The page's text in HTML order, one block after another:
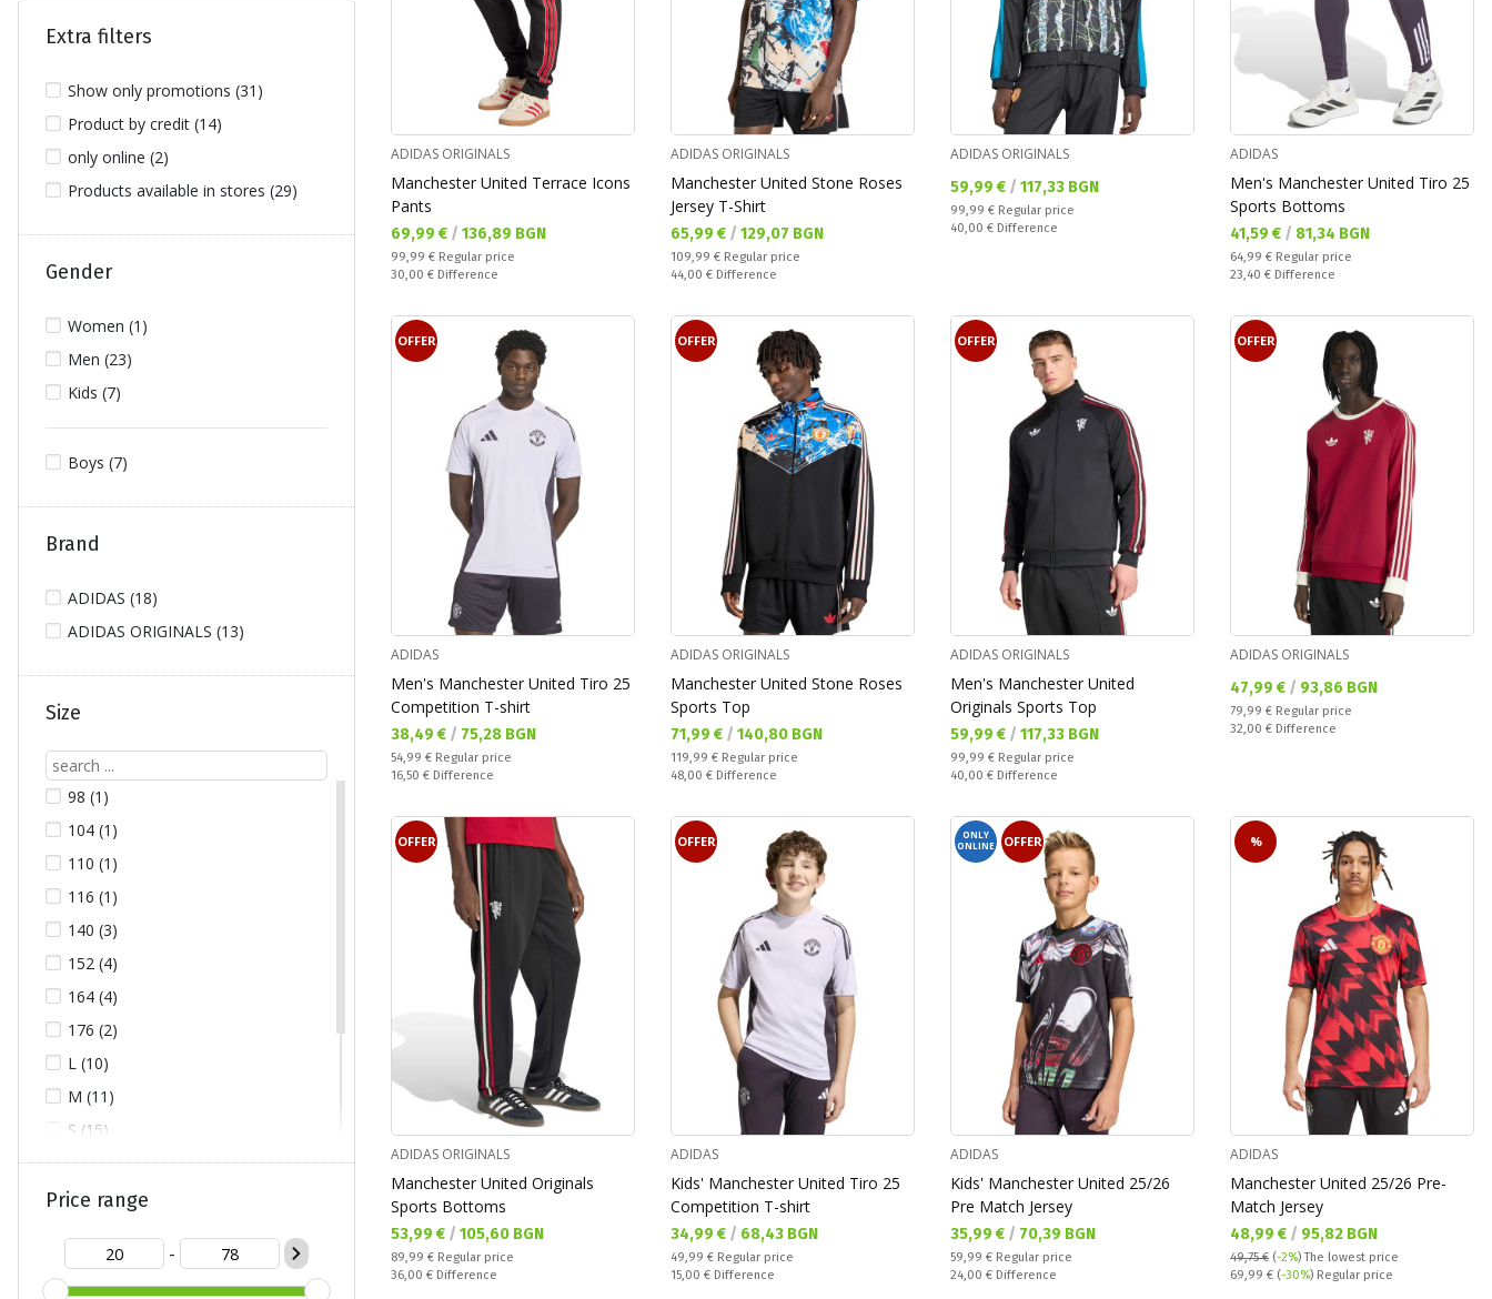
Extra filters
Show only promotions (31)
Product by credit (14)
only online (2)
Products available in stores (29)
Gender
Women (1)
Men (23)
Kids (7)
Boys (7)
Brand
ADIDAS (18)
ADIDAS ORIGINALS (13)
Size
98 (1)
104 (1)
110 (1)
116 (1)
140 (3)
152 (4)
164 (4)
176 (2)
L (10)
M (11)
S (15)
ST (1)
XL (9)
XXXL (11)
Price range
-
ADIDAS ORIGINALS
Manchester United Terrace Icons
Pants
Текуща цена:
69,99 € / 136,89 BGN
Regular price:
99,99 € Regular price
Спестявате:
30,00 € Difference
ADIDAS ORIGINALS
Manchester United Stone Roses
Jersey T-Shirt
Текуща цена:
65,99 € / 129,07 BGN
Regular price:
109,99 € Regular price
Спестявате:
44,00 € Difference
ADIDAS ORIGINALS
Текуща цена:
59,99 € / 117,33 BGN
Regular price:
99,99 € Regular price
Спестявате:
40,00 € Difference
ADIDAS
Men's Manchester United Tiro 25
Sports Bottoms
Текуща цена:
41,59 € / 81,34 BGN
Regular price:
64,99 € Regular price
Спестявате:
23,40 € Difference
OFFER
ADIDAS
Men's Manchester United Tiro 25
Competition T-shirt
Текуща цена:
38,49 € / 75,28 BGN
Regular price:
54,99 € Regular price
Спестявате:
16,50 € Difference
OFFER
ADIDAS ORIGINALS
Manchester United Stone Roses
Sports Top
Текуща цена:
71,99 € / 140,80 BGN
Regular price:
119,99 € Regular price
Спестявате:
48,00 € Difference
OFFER
ADIDAS ORIGINALS
Men's Manchester United
Originals Sports Top
Текуща цена:
59,99 € / 117,33 BGN
Regular price:
99,99 € Regular price
Спестявате:
40,00 € Difference
OFFER
ADIDAS ORIGINALS
Текуща цена:
47,99 € / 93,86 BGN
Regular price:
79,99 € Regular price
Спестявате:
32,00 € Difference
OFFER
ADIDAS ORIGINALS
Manchester United Originals
Sports Bottoms
Текуща цена:
53,99 € / 105,60 BGN
Regular price:
89,99 € Regular price
Спестявате:
36,00 € Difference
OFFER
ADIDAS
Kids' Manchester United Tiro 25
Competition T-shirt
Текуща цена:
34,99 € / 68,43 BGN
Regular price:
49,99 € Regular price
Спестявате:
15,00 € Difference
ONLY
ONLINE
OFFER
ADIDAS
Kids' Manchester United 25/26
Pre Match Jersey
Текуща цена:
35,99 € / 70,39 BGN
Regular price:
59,99 € Regular price
Спестявате:
24,00 € Difference
%
ADIDAS
Manchester United 25/26 Pre-
Match Jersey
Текуща цена:
48,99 € / 95,82 BGN
49,75 € (-2%)The lowest price
Regular price:
69,99 € (-30%) Regular price